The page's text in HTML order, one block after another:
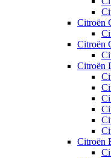
Citroën
Citroën
Citroën
Citroën